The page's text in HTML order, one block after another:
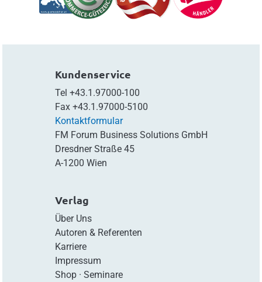
Kundenservice
Tel +43.1.97000-100
Fax +43.1.97000-5100
Kontaktformular
FM Forum Business Solutions GmbH
Dresdner Straße 45
A-1200 Wien
Verlag
Über Uns
Autoren & Referenten
Karriere
Impressum
Shop· Seminare